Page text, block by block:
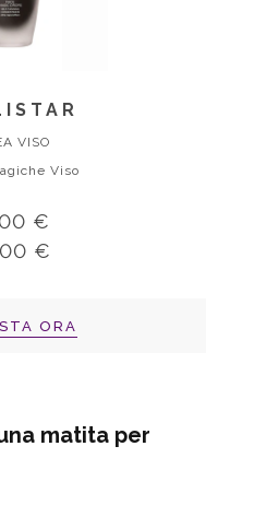
VISO
Viso
€
€
ORA
matita per